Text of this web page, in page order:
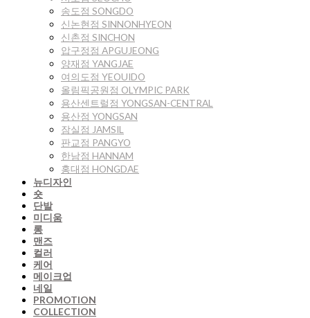
송도점 SONGDO
신논현점 SINNONHYEON
신촌점 SINCHON
압구정점 APGUJEONG
양재점 YANGJAE
여의도점 YEOUIDO
올림픽공원점 OLYMPIC PARK
용산센트럴점 YONGSAN-CENTRAL
용산점 YONGSAN
잠실점 JAMSIL
판교점 PANGYO
한남점 HANNAM
홍대점 HONGDAE
뉴디자인
숏
단발
미디움
롱
맨즈
컬러
케어
메이크업
네일
PROMOTION
COLLECTION